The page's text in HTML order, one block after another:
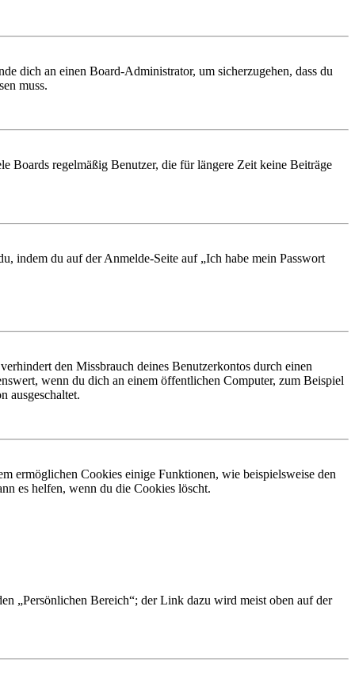
dich an einen Board-Administrator, um sicherzugehen, dass du
muss.
Boards regelmäßig Benutzer, die für längere Zeit keine Beiträge
indem du auf der Anmelde-Seite auf „Ich habe mein Passwort
den Missbrauch deines Benutzerkontos durch einen
wenn du dich an einem öffentlichen Computer, zum Beispiel
ausgeschaltet.
ermöglichen Cookies einige Funktionen, wie beispielsweise den
es helfen, wenn du die Cookies löscht.
„Persönlichen Bereich“; der Link dazu wird meist oben auf der